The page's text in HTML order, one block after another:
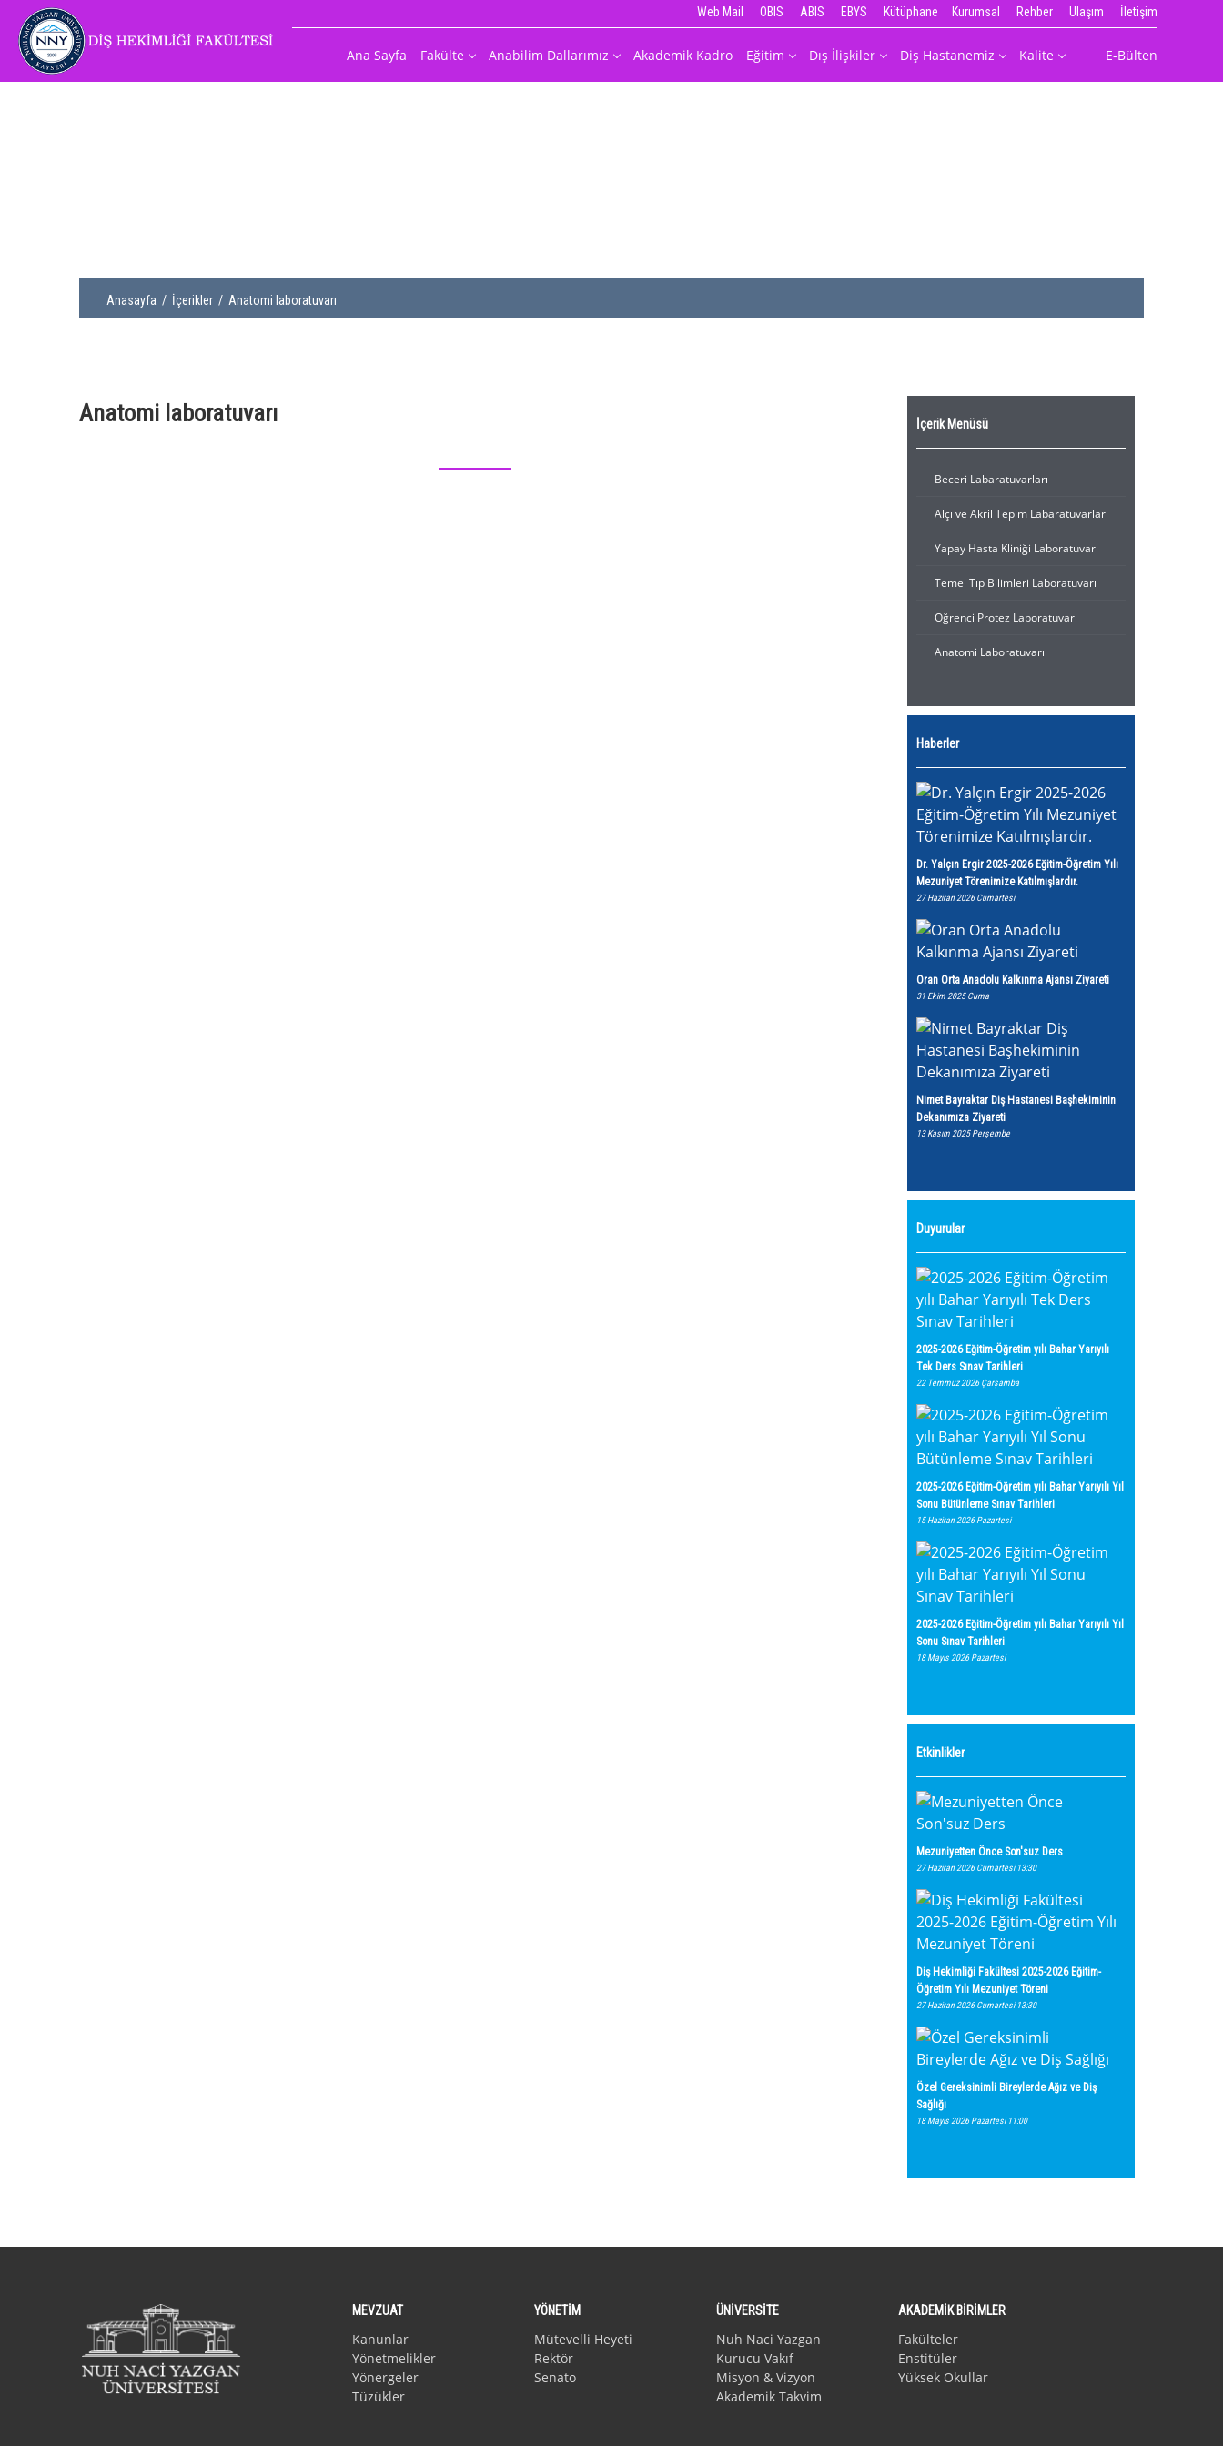
Web Mail OBIS ABIS EBYS Kütüphane Kurumsal Rehber Ulaşım İletişim
Ana Sayfa Fakülte Anabilim Dallarımız Akademik Kadro Eğitim Dış İlişkiler Diş Hastanemiz Kalite E-Bülten
Anasayfa / İçerikler / Anatomi laboratuvarı
Anatomi laboratuvarı İçerik Menüsü
Beceri Labaratuvarları
Alçı ve Akril Tepim Labaratuvarları
Yapay Hasta Kliniği Laboratuvarı
Temel Tıp Bilimleri Laboratuvarı
Öğrenci Protez Laboratuvarı
Anatomi Laboratuvarı
Haberler
Dr. Yalçın Ergir 2025-2026 Eğitim-Öğretim Yılı
Mezuniyet Törenimize Katılmışlardır.
27 Haziran 2026 Cumartesi
Oran Orta Anadolu Kalkınma Ajansı Ziyareti
31 Ekim 2025 Cuma
Nimet Bayraktar Diş Hastanesi Başhekiminin
Dekanımıza Ziyareti
13 Kasım 2025 Perşembe
Duyurular
2025-2026 Eğitim-Öğretim yılı Bahar Yarıyılı
Tek Ders Sınav Tarihleri
22 Temmuz 2026 Çarşamba
2025-2026 Eğitim-Öğretim yılı Bahar Yarıyılı Yıl
Sonu Bütünleme Sınav Tarihleri
15 Haziran 2026 Pazartesi
2025-2026 Eğitim-Öğretim yılı Bahar Yarıyılı Yıl
Sonu Sınav Tarihleri
18 Mayıs 2026 Pazartesi
Etkinlikler
Mezuniyetten Önce Son'suz Ders
27 Haziran 2026 Cumartesi 13:30
Diş Hekimliği Fakültesi 2025-2026 Eğitim-
Öğretim Yılı Mezuniyet Töreni
27 Haziran 2026 Cumartesi 13:30
Özel Gereksinimli Bireylerde Ağız ve Diş
Sağlığı
18 Mayıs 2026 Pazartesi 11:00
MEVZUAT
Kanunlar
Yönetmelikler
Yönergeler
Tüzükler
YÖNETİM
Mütevelli Heyeti
Rektör
Senato
ÜNİVERSİTE
Nuh Naci Yazgan
Kurucu Vakıf
Misyon & Vizyon
Akademik Takvim
AKADEMİK BİRİMLER
Fakülteler
Enstitüler
Yüksek Okullar